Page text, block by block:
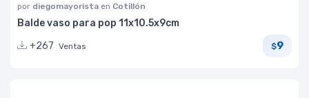
por diegomayorista en Cotillón
Balde vaso para pop 11x10.5x9cm
+267 Ventas $9